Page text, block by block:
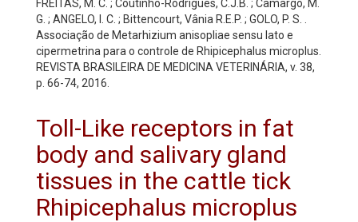
FREITAS, M. C. ; Coutinho-Rodrigues, C.J.B. ; Camargo, M.
G. ; ANGELO, I. C. ; Bittencourt, Vânia R.E.P. ; GOLO, P. S. .
Associação de Metarhizium anisopliae sensu lato e
cipermetrina para o controle de Rhipicephalus microplus.
REVISTA BRASILEIRA DE MEDICINA VETERINÁRIA, v. 38,
p. 66-74, 2016.
Toll-Like receptors in fat
body and salivary gland
tissues in the cattle tick
Rhipicephalus microplus